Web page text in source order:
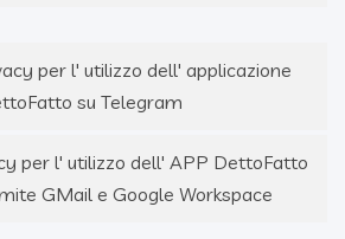
per l' utilizzo dell' applicazione
su Telegram
per l' utilizzo dell' APP DettoFatto
GMail e Google Workspace